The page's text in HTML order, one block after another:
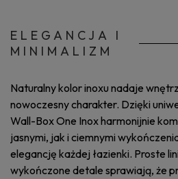
ELEGANCJA I
MINIMALIZM
Naturalny kolor inoxu nadaje
nowoczesny charakter. Dzięki
Wall-Box One Inox harmonijnie
jasnymi, jak i ciemnymi
elegancję każdej łazienki. Proste
wykończone detale sprawiają, że